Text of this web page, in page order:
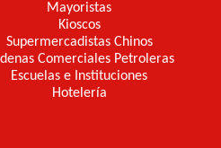
Mayoristas
Kioscos
Supermercadistas Chinos
Comerciales Petroleras
Escuelas e Instituciones
Hotelería